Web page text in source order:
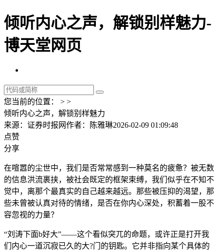
倾听内心之声，解锁别样魅力-
博天堂网页
您当前的位置： > >
倾听内心之声，解锁别样魅力
来源：证券时报网作者：陈雅琳2026-02-09 01:09:48
点赞
分享
在喧嚣的尘世中，我们是否常常感到一种莫名的疲惫？被无数
的信息洪流裹挟，被社会既定的框架束缚，我们似乎在不知不
觉中，离那个最真实的自己越来越远。那些被压抑的渴望，那
些未曾被认真对待的情绪，是否在你内心深处，积蓄着一股不
容忽视的力量？
“刘涛下面b好大”——这个看似突兀的命题，或许正是打开我
们内心一道沉寂已久的大?门的钥匙。它并非指向某个具体的